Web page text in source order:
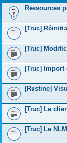
Ressources
[Truc]
[Truc]
[Truc] Import
[Rustine]
[Truc] Le
[Truc] Le